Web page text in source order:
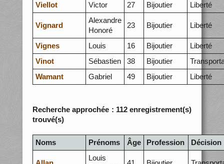
Viellot Victor 27 Bijoutier Liberté
Vignard
Alexandre
Honoré
23 Bijoutier Liberté
Vignes Louis 16 Bijoutier
Liberté
Vinot
Sébastien 38 Bijoutier
Wamant
Gabriel 49 Bijoutier Liberté
Recherche approchée : 112 enregistrement(s)
trouvé(s)
Noms Prénoms Âge Profession Décision
Louis